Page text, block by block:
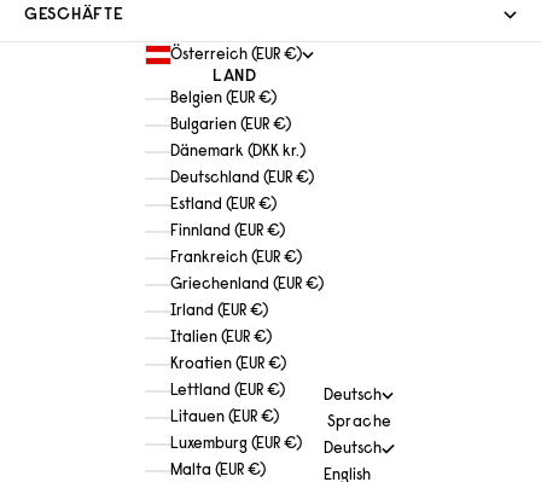
GESCHÄFTE
Österreich (EUR €)
LAND
Belgien (EUR €)
Bulgarien (EUR €)
Dänemark (DKK kr.)
Deutschland (EUR €)
Estland (EUR €)
Finnland (EUR €)
Frankreich (EUR €)
Griechenland (EUR €)
Irland (EUR €)
Italien (EUR €)
Kroatien (EUR €)
Lettland (EUR €)
Litauen (EUR €)
Luxemburg (EUR €)
Malta (EUR €)
Deutsch
Sprache
Deutsch
English